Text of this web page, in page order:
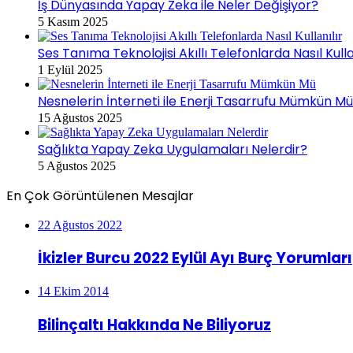
İş Dünyasında Yapay Zeka ile Neler Değişiyor?
5 Kasım 2025
Ses Tanıma Teknolojisi Akıllı Telefonlarda Nasıl
1 Eylül 2025
Nesnelerin İnterneti ile Enerji Tasarrufu Mümkün
15 Ağustos 2025
Sağlıkta Yapay Zeka Uygulamaları Nelerdir?
5 Ağustos 2025
En Çok Görüntülenen Mesajlar
22 Ağustos 2022
İkizler Burcu 2022 Eylül Ayı Burç Yorumları
14 Ekim 2014
Bilinçaltı Hakkında Ne Biliyoruz